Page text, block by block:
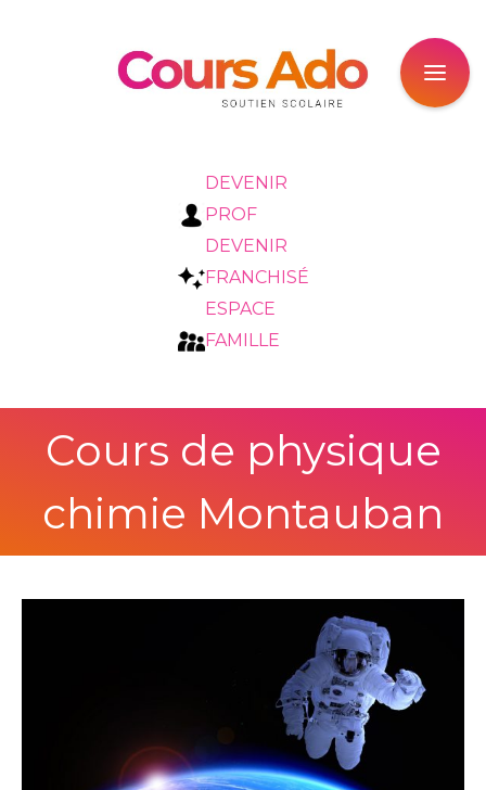
DEVENIR
PROF
DEVENIR
FRANCHISÉ
ESPACE
FAMILLE
Cours de physique
chimie Montauban